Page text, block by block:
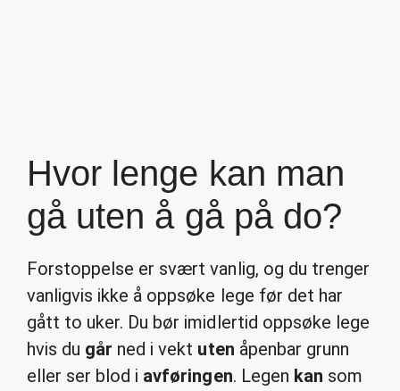
Hvor lenge kan man
gå uten å gå på do?
Forstoppelse er svært vanlig, og du trenger
vanligvis ikke å oppsøke lege før det har
gått to uker. Du bør imidlertid oppsøke lege
hvis du går ned i vekt uten åpenbar grunn
eller ser blod i avføringen. Legen kan som